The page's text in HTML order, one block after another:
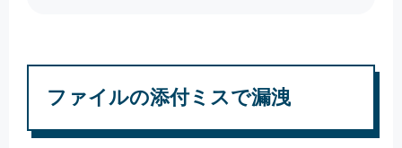
ファイルの添付ミスで漏洩